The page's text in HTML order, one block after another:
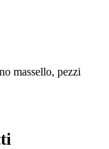
massello, pezzi